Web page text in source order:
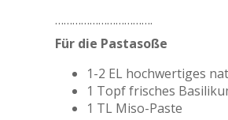
…………………………….
Für die Pastasoße
1-2 EL hochwertiges
1 Topf frisches
1 TL Miso-Paste